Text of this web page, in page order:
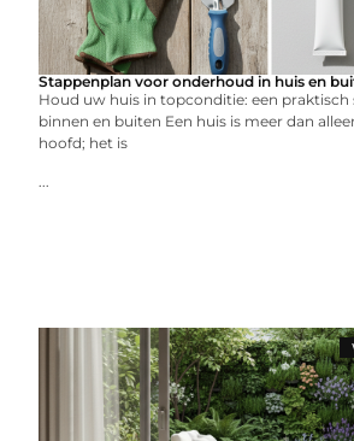
Stappenplan voor onderhoud in huis en
Houd uw huis in topconditie: een
binnen en buiten Een huis is meer dan
hoofd; het is
...